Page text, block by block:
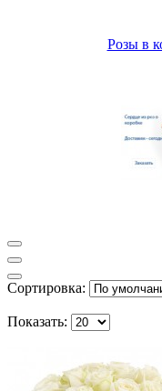
Розы в
Сортировка:
Показать: